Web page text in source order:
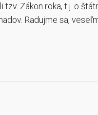
Zákon roka, t.j. o
Radujme sa,